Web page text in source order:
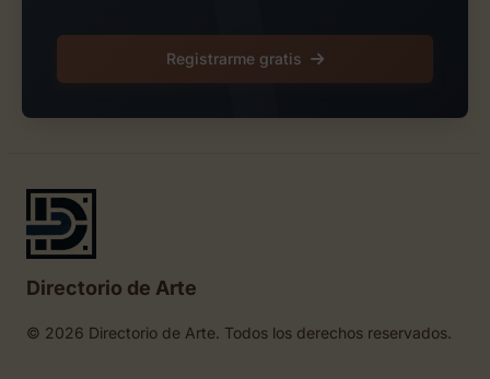
Registrarme gratis
Directorio de Arte
© 2026 Directorio de Arte. Todos los derechos reservados.